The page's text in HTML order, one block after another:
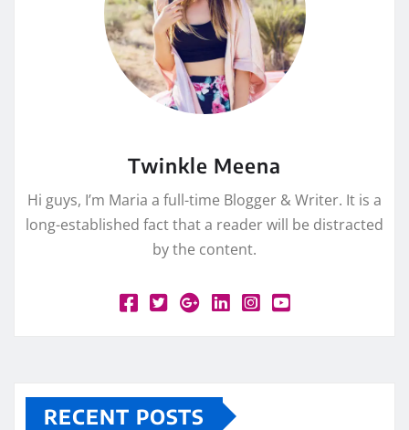
Twinkle Meena
Hi guys, I’m Maria a full-time Blogger & Writer. It is a
long-established fact that a reader will be distracted
by the content.
RECENT POSTS